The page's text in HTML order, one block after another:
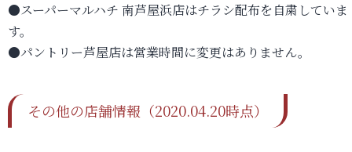
●スーパーマルハチ 南芦屋浜店はチラシ配布を自粛していま
す。
●パントリー芦屋店は営業時間に変更はありません。
その他の店舗情報（2020.04.20時点）